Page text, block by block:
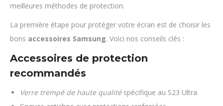
meilleures méthodes de protection.
La première étape pour protéger votre écran est de choisir les
bons accessoires Samsung. Voici nos conseils clés :
Accessoires de protection
recommandés
Verre trempé de haute qualitéspécifique au S23 Ultra